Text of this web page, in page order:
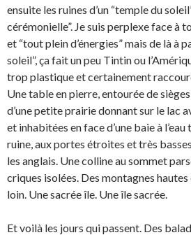
ensuite les ruines d’un “temple du
cérémonielle”. Je suis perplexe face à
et “tout plein d’énergies” mais de là à
soleil”, ça fait un peu Tintin ou
trop plastique et certainement
Une table en pierre, entourée de
d’une petite prairie donnant sur le lac
et inhabitées en face d’une baie à
ruine, aux portes étroites et très
les anglais. Une colline au sommet
criques isolées. Des montagnes
loin. Une sacrée île. Une île sacrée.
Et voilà les jours qui passent. Des